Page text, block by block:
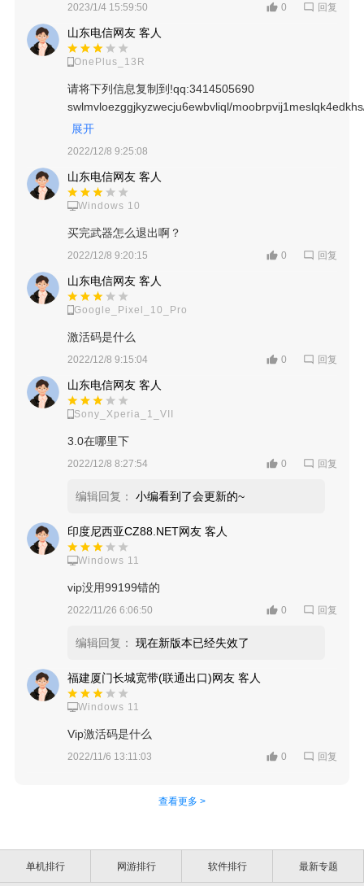
2023/1/4 15:59:50 0 回复
山东电信网友 客人
OnePlus_13R
请将下列信息复制到!qq:3414505690
swlmvloezggjkyzwecju6ewbvliql/
展开
2022/12/8 9:25:08
山东电信网友 客人
Windows 10
买完武器怎么退出啊？
2022/12/8 9:20:15 0 回复
山东电信网友 客人
Google_Pixel_10_Pro
激活码是什么
2022/12/8 9:15:04 0 回复
山东电信网友 客人
Sony_Xperia_1_VII
3.0在哪里下
2022/12/8 8:27:54 0 回复
编辑回复： 小编看到了会更新的~
印度尼西亚CZ88.NET网友 客人
Windows 11
vip没用99199错的
2022/11/26 6:06:50 0 回复
编辑回复： 现在新版本已经失效了
福建厦门长城宽带(联通出口)网友 客人
Windows 11
Vip激活码是什么
2022/11/6 13:11:03 0 回复
查看更多 >
单机排行 网游排行 软件排行 最新专题